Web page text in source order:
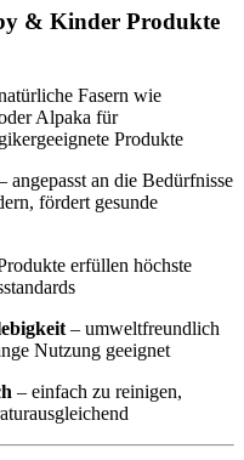
& Kinder Produkte
Fasern wie
Alpaka für
Produkte
angepasst an die Bedürfnisse
fördert gesunde
erfüllen höchste
– umweltfreundlich
Nutzung geeignet
– einfach zu reinigen,